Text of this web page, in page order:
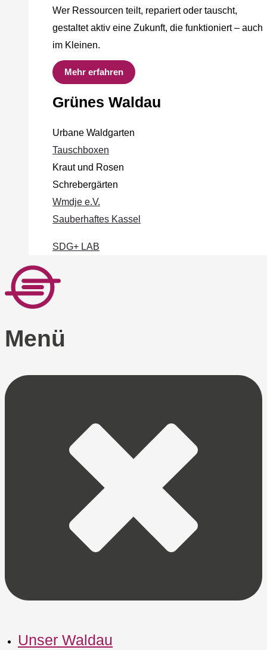
Wer Ressourcen teilt, repariert oder tauscht,
gestaltet aktiv eine Zukunft, die funktioniert – auch
im Kleinen.
Mehr erfahren
Grünes Waldau
Urbane Waldgarten
Tauschboxen
Kraut und Rosen
Schrebergärten
Wmdje e.V.
Sauberhaftes Kassel
SDG+ LAB
Menü
Unser Waldau